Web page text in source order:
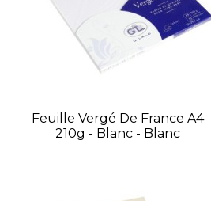
Feuille Vergé De France A4
210g - Blanc - Blanc